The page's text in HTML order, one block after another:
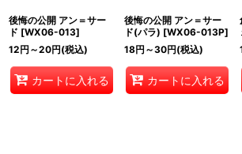
後悔の公開 アン＝サー
ド [WX06-013]
12円 ～20円(税込)
カートに入れる
後悔の公開 アン＝サー
ド(パラ) [WX06-013P]
18円 ～30円(税込)
カートに入れる